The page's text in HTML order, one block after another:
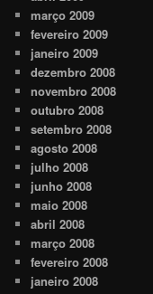
março 2009
fevereiro 2009
janeiro 2009
dezembro 2008
novembro 2008
outubro 2008
setembro 2008
agosto 2008
julho 2008
junho 2008
maio 2008
abril 2008
março 2008
fevereiro 2008
janeiro 2008